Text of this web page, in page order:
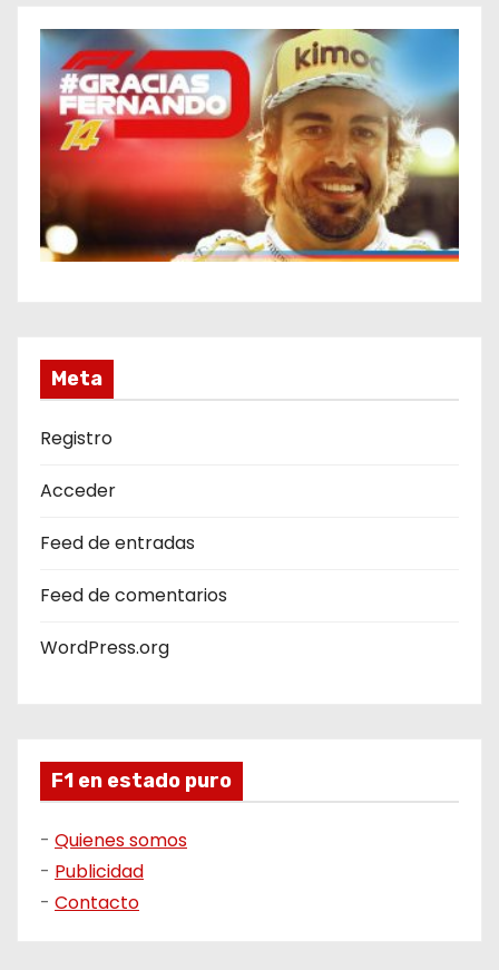
Meta
Registro
Acceder
Feed de entradas
Feed de comentarios
WordPress.org
F1 en estado puro
- Quienes somos
- Publicidad
- Contacto